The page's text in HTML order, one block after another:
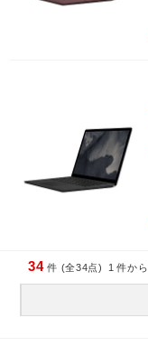
34 件 (全34点) 1 件から